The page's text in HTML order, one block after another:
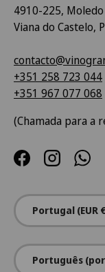
4910-225,
Viana do Castelo,
+351 258 723 044
+351 967 077 068
(Chamada para a
FacebookInstagram
País/Região
Portugal (EUR
Idioma
Português